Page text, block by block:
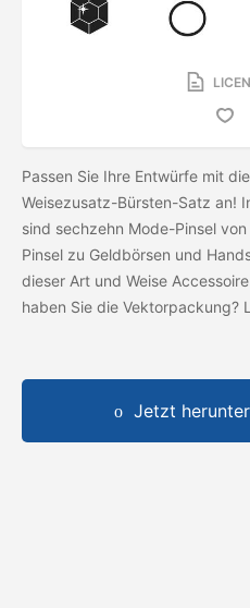
Passen Sie Ihre Entwürfe mit
Weisezusatz-Bürsten-Satz an!
sind sechzehn Mode-Pinsel
Pinsel zu Geldbörsen und
dieser Art und Weise
haben Sie die Vektorpackung?
Jetzt